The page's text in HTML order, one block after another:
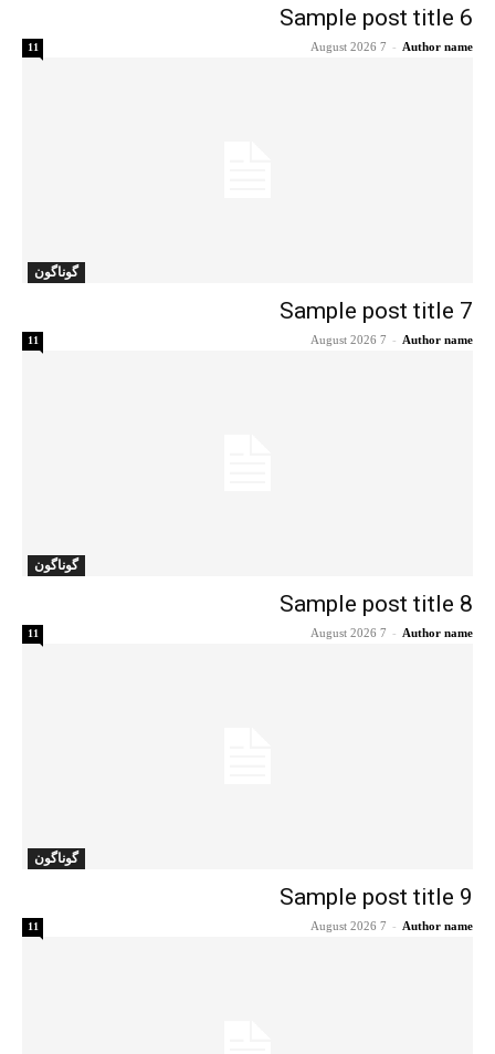
Sample post title 6
Author name
-
7 August 2026
11
گوناگون
Sample post title 7
Author name
-
7 August 2026
11
گوناگون
Sample post title 8
Author name
-
7 August 2026
11
گوناگون
Sample post title 9
Author name
-
7 August 2026
11